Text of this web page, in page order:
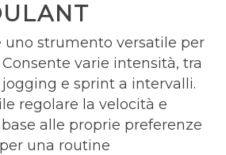
uno strumento versatile per
varie intensità, tra
e sprint a intervalli.
regolare la velocità e
alle proprie preferenze
una routine